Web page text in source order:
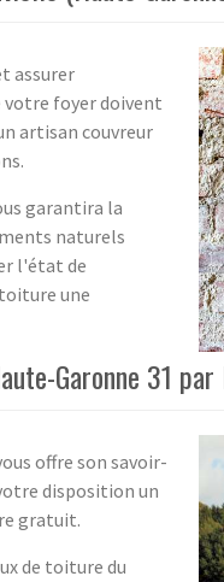
assurer
votre foyer doivent
artisan couvreur
garantira la
naturels
l'état de
une
Garonne 31
offre son savoir-
disposition un
gratuit.
de toiture du